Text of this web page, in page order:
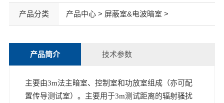
产品分类 产品中心> 屏蔽室&电波暗室 >
产品简介 技术参数
主要由3m法主暗室、控制室和功放室组成（亦可配
置传导测试室）。主要用于3m测试距离的辐射骚扰